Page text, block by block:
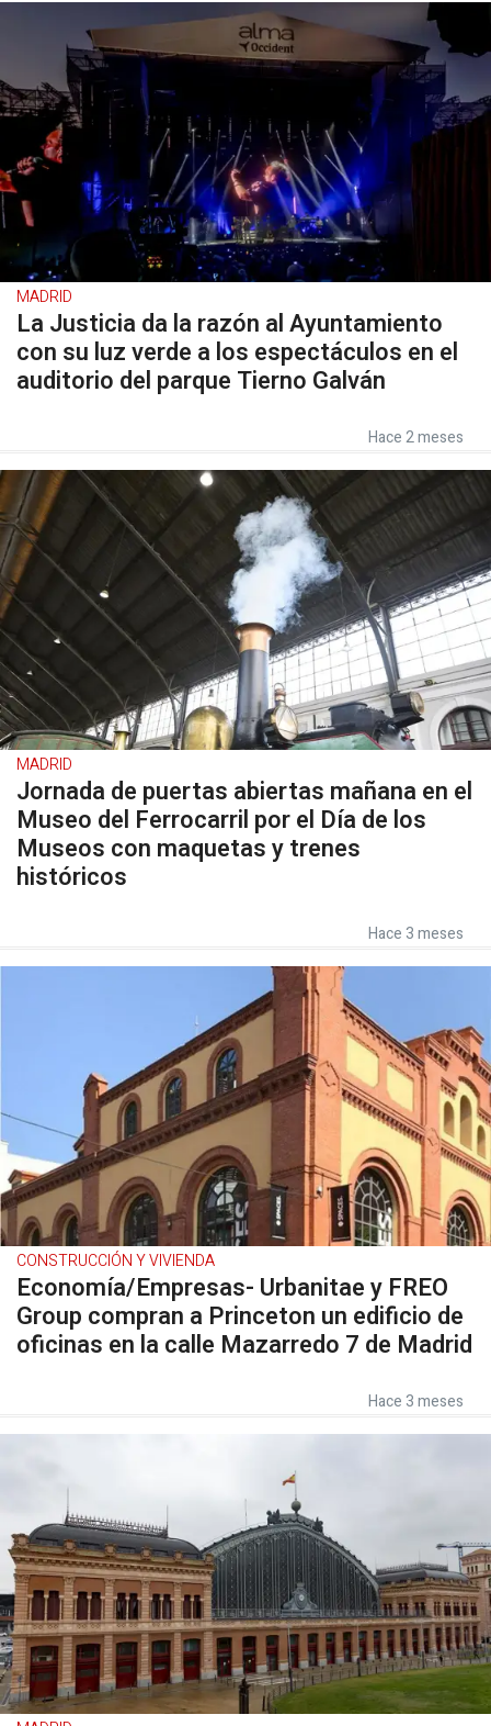
MADRID
La Justicia da la razón al Ayuntamiento
con su luz verde a los espectáculos en el
auditorio del parque Tierno Galván
Hace 2 meses
MADRID
Jornada de puertas abiertas mañana en el
Museo del Ferrocarril por el Día de los
Museos con maquetas y trenes
históricos
Hace 3 meses
CONSTRUCCIÓN Y VIVIENDA
Economía/Empresas- Urbanitae y FREO
Group compran a Princeton un edificio de
oficinas en la calle Mazarredo 7 de Madrid
Hace 3 meses